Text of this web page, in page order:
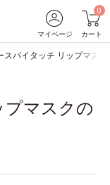
マイページ
0
カート
スバイタッチ リップマス
プマスクの